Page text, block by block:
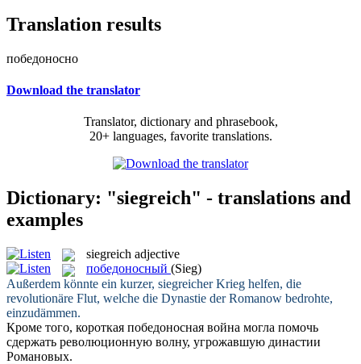
Translation results
победоносно
Download the translator
Translator, dictionary and phrasebook,
20+ languages, favorite translations.
Dictionary: "siegreich" - translations and
examples
siegreich adjective
победоносный (Sieg)
Außerdem könnte ein kurzer, siegreicherKrieg helfen, die
revolutionäre Flut, welche die Dynastie der Romanow bedrohte,
einzudämmen.
Кроме того, короткая победоносная война могла помочь
сдержать революционную волну, угрожавшую династии
Романовых.